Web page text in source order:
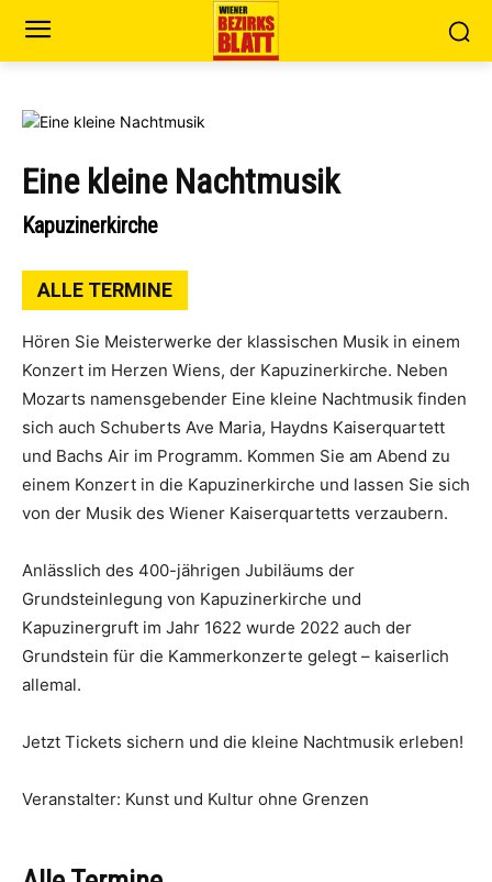
Eine kleine Nachtmusik
Kapuzinerkirche
ALLE TERMINE
Hören Sie Meisterwerke der klassischen Musik in einem
Konzert im Herzen Wiens, der Kapuzinerkirche. Neben
Mozarts namensgebender Eine kleine Nachtmusik finden
sich auch Schuberts Ave Maria, Haydns Kaiserquartett
und Bachs Air im Programm. Kommen Sie am Abend zu
einem Konzert in die Kapuzinerkirche und lassen Sie sich
von der Musik des Wiener Kaiserquartetts verzaubern.
Anlässlich des 400-jährigen Jubiläums der
Grundsteinlegung von Kapuzinerkirche und
Kapuzinergruft im Jahr 1622 wurde 2022 auch der
Grundstein für die Kammerkonzerte gelegt – kaiserlich
allemal.
Jetzt Tickets sichern und die kleine Nachtmusik erleben!
Veranstalter: Kunst und Kultur ohne Grenzen